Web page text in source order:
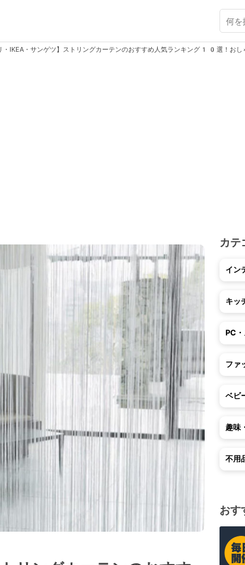
・IKEA・サンゲツ】ストリングカーテンのおすすめ人気ランキング10選！おし
カテ
イン
キッ
PC
ファ
ベビ
趣味
不用
おす